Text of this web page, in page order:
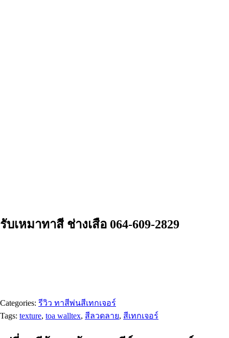
รับเหมาทาสี ช่างเสือ 064-609-2829
Categories: รีวิว ทาสีพ่นสีเทกเจอร์
Tags: texture, toa walltex, สีลวดลาย, สีเทกเจอร์